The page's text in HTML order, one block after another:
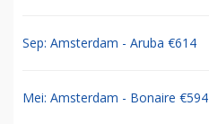
Sep: Amsterdam - Aruba €614
Mei: Amsterdam - Bonaire €594